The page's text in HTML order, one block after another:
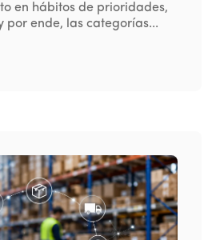
en hábitos de prioridades,
por ende, las categorías...